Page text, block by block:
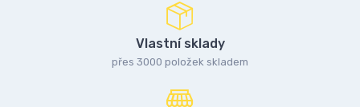
Vlastní sklady
přes 3000 položek skladem